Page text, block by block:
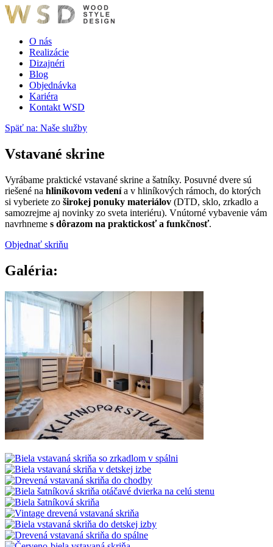
O nás
Realizácie
Dizajnéri
Blog
Objednávka
Kariéra
Kontakt WSD
Späť na: Naše služby
Vstavané skrine
Vyrábame praktické vstavané skrine a šatníky. Posuvné dvere sú
riešené na hliníkovom vedenía v hliníkových rámoch, do ktorých
si vyberiete zo širokej ponuky materiálov (DTD, sklo, zrkadlo a
samozrejme aj novinky zo sveta interiéru). Vnútorné vybavenie vám
navrhneme s dôrazom na praktickosť a funkčnosť.
Objednať skriňu
Galéria: